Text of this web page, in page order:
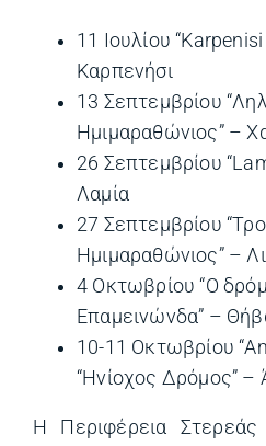
11 Ιουλίου
Καρπενήσι
13 Σεπτεμβρίου
Ημιμαραθώνιος” –
26 Σεπτεμβρίου
Λαμία
27 Σεπτεμβρίου
Ημιμαραθώνιος” –
4 Οκτωβρίου “Ο
Επαμεινώνδα” –
10-11 Οκτωβρίου
“Ηνίοχος Δρόμος” –
Η Περιφέρεια